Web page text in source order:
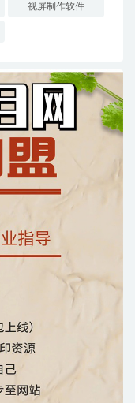
视屏制作软件